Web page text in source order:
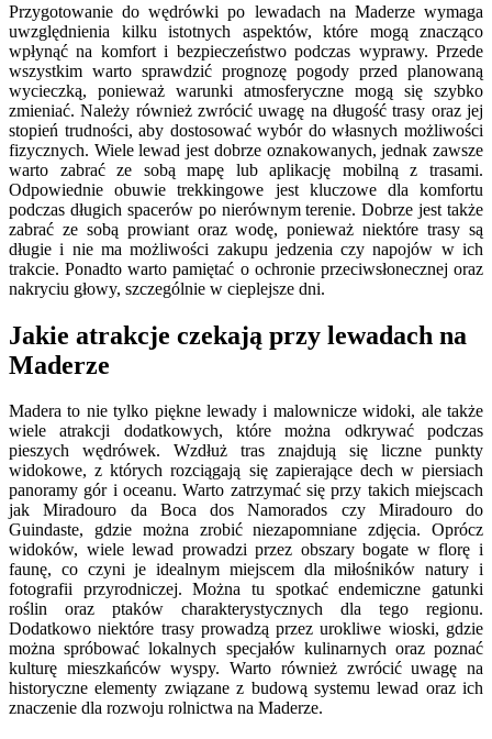
Przygotowanie do wędrówki po lewadach na Maderze wymaga
uwzględnienia kilku istotnych aspektów, które mogą znacząco
wpłynąć na komfort i bezpieczeństwo podczas wyprawy. Przede
wszystkim warto sprawdzić prognozę pogody przed planowaną
wycieczką, ponieważ warunki atmosferyczne mogą się szybko
zmieniać. Należy również zwrócić uwagę na długość trasy oraz jej
stopień trudności, aby dostosować wybór do własnych możliwości
fizycznych. Wiele lewad jest dobrze oznakowanych, jednak zawsze
warto zabrać ze sobą mapę lub aplikację mobilną z trasami.
Odpowiednie obuwie trekkingowe jest kluczowe dla komfortu
podczas długich spacerów po nierównym terenie. Dobrze jest także
zabrać ze sobą prowiant oraz wodę, ponieważ niektóre trasy są
długie i nie ma możliwości zakupu jedzenia czy napojów w ich
trakcie. Ponadto warto pamiętać o ochronie przeciwsłonecznej oraz
nakryciu głowy, szczególnie w cieplejsze dni.
Jakie atrakcje czekają przy lewadach na
Maderze
Madera to nie tylko piękne lewady i malownicze widoki, ale także
wiele atrakcji dodatkowych, które można odkrywać podczas
pieszych wędrówek. Wzdłuż tras znajdują się liczne punkty
widokowe, z których rozciągają się zapierające dech w piersiach
panoramy gór i oceanu. Warto zatrzymać się przy takich miejscach
jak Miradouro da Boca dos Namorados czy Miradouro do
Guindaste, gdzie można zrobić niezapomniane zdjęcia. Oprócz
widoków, wiele lewad prowadzi przez obszary bogate w florę i
faunę, co czyni je idealnym miejscem dla miłośników natury i
fotografii przyrodniczej. Można tu spotkać endemiczne gatunki
roślin oraz ptaków charakterystycznych dla tego regionu.
Dodatkowo niektóre trasy prowadzą przez urokliwe wioski, gdzie
można spróbować lokalnych specjałów kulinarnych oraz poznać
kulturę mieszkańców wyspy. Warto również zwrócić uwagę na
historyczne elementy związane z budową systemu lewad oraz ich
znaczenie dla rozwoju rolnictwa na Maderze.